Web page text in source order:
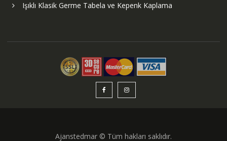
Işıklı Klasik Germe Tabela ve Kepenk Kaplama
Ajanstedmar © Tüm hakları saklıdır.